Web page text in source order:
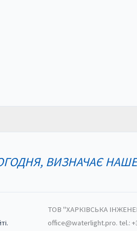
ВИЗНАЧАЄ
ТОВ "ХАРКІВСЬКА
office@waterlight.pro. tel.: